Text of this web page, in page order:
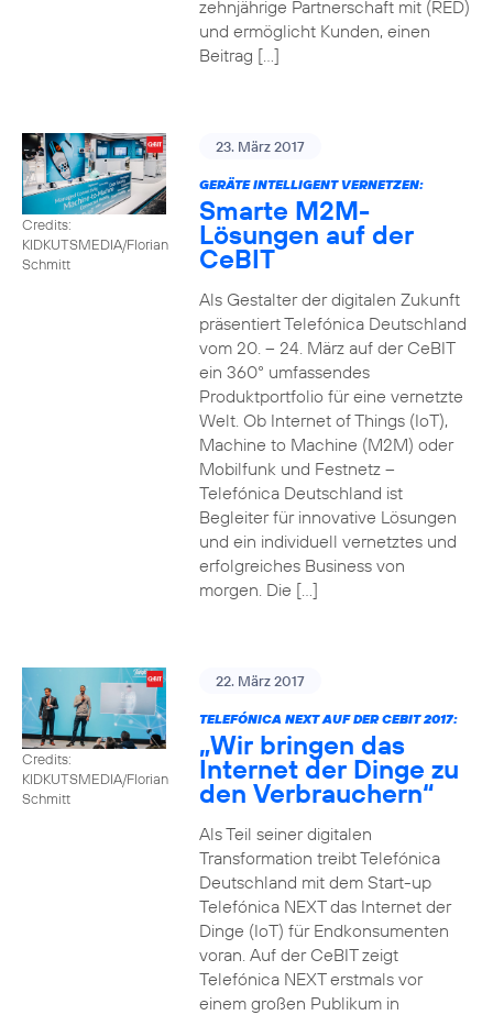
zehnjährige Partnerschaft mit (RED)
und ermöglicht Kunden, einen
Beitrag […]
Credits:
KIDKUTSMEDIA/Florian
Schmitt
23. März 2017
GERÄTE INTELLIGENT VERNETZEN:
Smarte M2M-
Lösungen auf der
CeBIT
Als Gestalter der digitalen Zukunft
präsentiert Telefónica Deutschland
vom 20. – 24. März auf der CeBIT
ein 360° umfassendes
Produktportfolio für eine vernetzte
Welt. Ob Internet of Things (IoT),
Machine to Machine (M2M) oder
Mobilfunk und Festnetz –
Telefónica Deutschland ist
Begleiter für innovative Lösungen
und ein individuell vernetztes und
erfolgreiches Business von
morgen. Die […]
Credits:
KIDKUTSMEDIA/Florian
Schmitt
22. März 2017
TELEFÓNICA NEXT AUF DER CEBIT 2017:
„Wir bringen das
Internet der Dinge zu
den Verbrauchern“
Als Teil seiner digitalen
Transformation treibt Telefónica
Deutschland mit dem Start-up
Telefónica NEXT das Internet der
Dinge (IoT) für Endkonsumenten
voran. Auf der CeBIT zeigt
Telefónica NEXT erstmals vor
einem großen Publikum in